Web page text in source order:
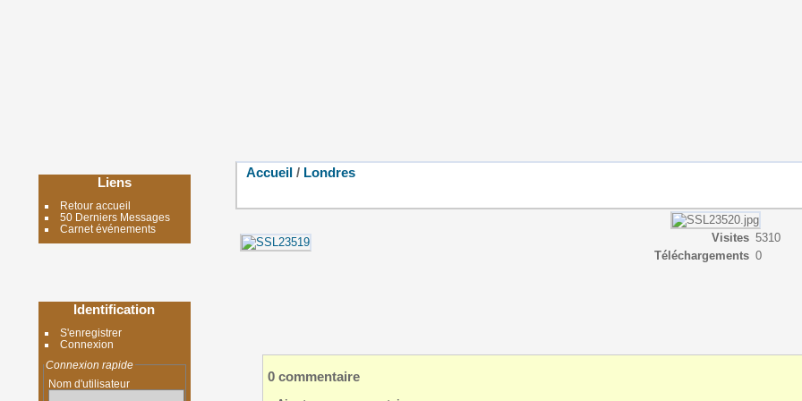
Liens
Retour accueil
50 Derniers Messages
Carnet événements
Identification
S'enregistrer
Connexion
Connexion rapide
Nom d'utilisateur
Accueil / Londres
Visites 5310
Téléchargements 0
0 commentaire